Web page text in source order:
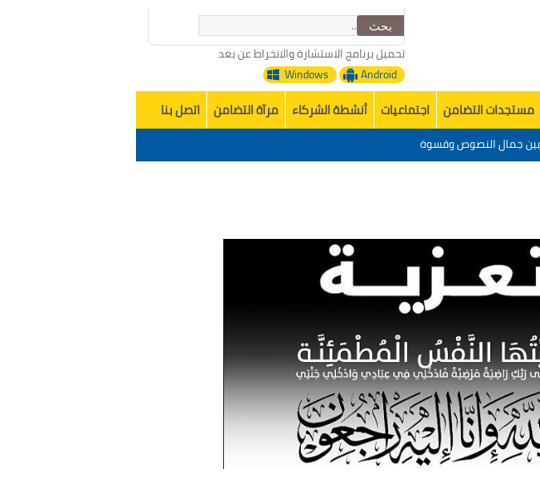
البحث
عن:
تحميل برنامج الاستشارة والانخراط عن بعد
Android
Windows
مستجدات التضامن اجتماعيات أنشطة الشركاء مرآة التضامن اتصل بنا
المغربية بين جمال النصوص وقسوة